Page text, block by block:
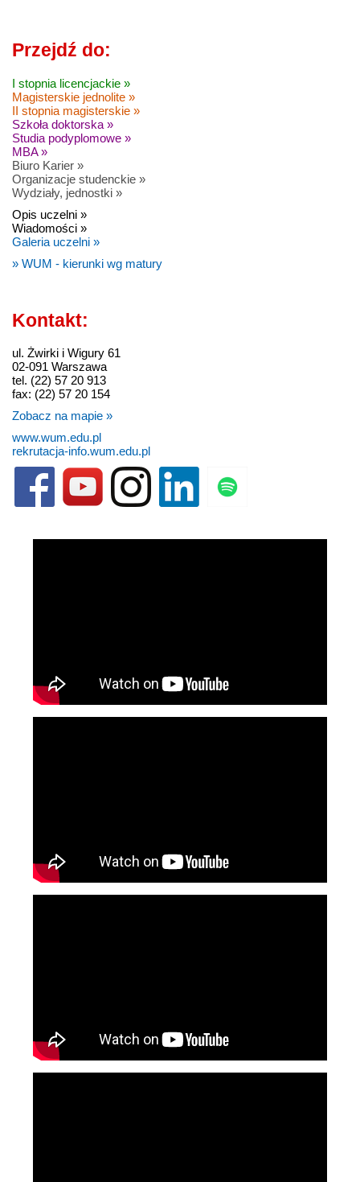
Przejdź do:
I stopnia licencjackie »
Magisterskie jednolite »
II stopnia magisterskie »
Szkoła doktorska »
Studia podyplomowe »
MBA »
Biuro Karier »
Organizacje studenckie »
Wydziały, jednostki »
Opis uczelni »
Wiadomości »
Galeria uczelni »
» WUM - kierunki wg matury
Kontakt:
ul. Żwirki i Wigury 61
02-091 Warszawa
tel. (22) 57 20 913
fax: (22) 57 20 154
Zobacz na mapie »
www.wum.edu.pl
rekrutacja-info.wum.edu.pl